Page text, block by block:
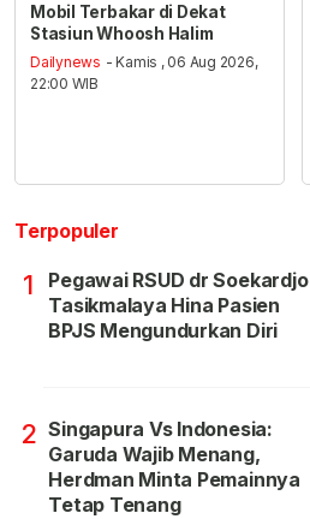
Mobil Terbakar di Dekat
Stasiun Whoosh Halim
Dailynews - Kamis , 06 Aug 2026,
22:00 WIB
Terpopuler
1
Pegawai RSUD dr Soekardjo
Tasikmalaya Hina Pasien
BPJS Mengundurkan Diri
2 Singapura Vs Indonesia:
Garuda Wajib Menang,
Herdman Minta Pemainnya
Tetap Tenang